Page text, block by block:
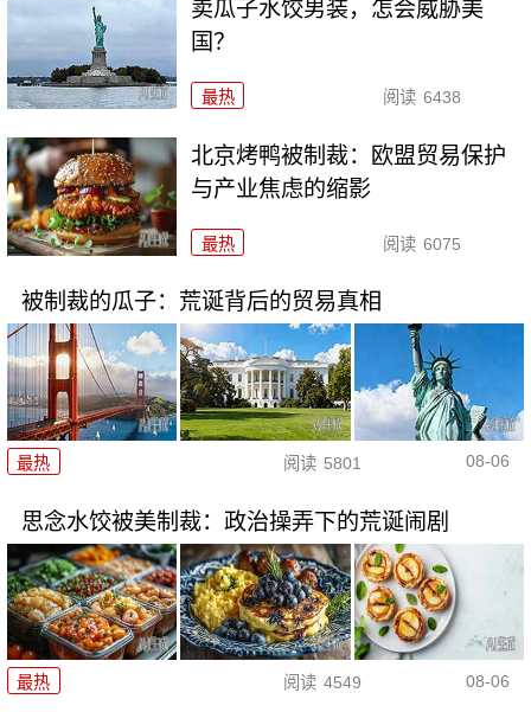
卖瓜子水饺男装，怎会威胁美
国？
最热 阅读 6438
北京烤鸭被制裁：欧盟贸易保护
与产业焦虑的缩影
最热 阅读 6075
被制裁的瓜子：荒诞背后的贸易真相
最热 阅读 5801 08-06
思念水饺被美制裁：政治操弄下的荒诞闹剧
最热 阅读 4549 08-06